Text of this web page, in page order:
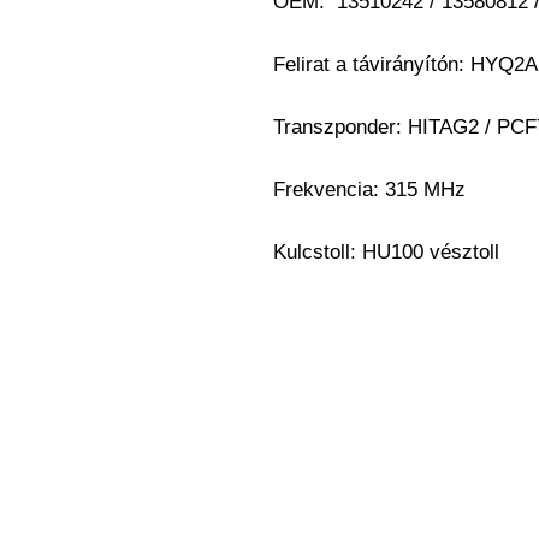
Felirat a távirányítón:
Transzponder: HITAG2 /
Frekvencia: 315 MHz
Kulcstoll: HU100 vésztoll